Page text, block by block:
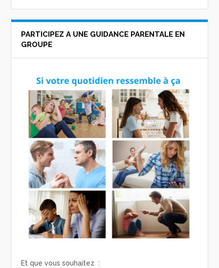
PARTICIPEZ A UNE GUIDANCE PARENTALE EN
GROUPE
Et que vous souhaitez :